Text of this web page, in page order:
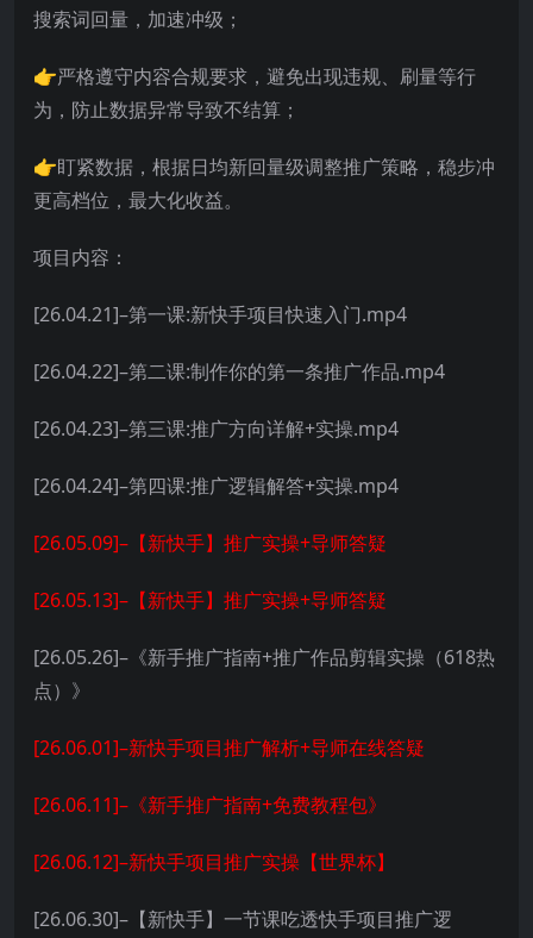
搜索词回量，加速冲级；
👉严格遵守内容合规要求，避免出现违规、刷量等行
为，防止数据异常导致不结算；
👉盯紧数据，根据日均新回量级调整推广策略，稳步冲
更高档位，最大化收益。
项目内容：
[26.04.21]–第一课:新快手项目快速入门.mp4
[26.04.22]–第二课:制作你的第一条推广作品.mp4
[26.04.23]–第三课:推广方向详解+实操.mp4
[26.04.24]–第四课:推广逻辑解答+实操.mp4
[26.05.09]–【新快手】推广实操+导师答疑
[26.05.13]–【新快手】推广实操+导师答疑
[26.05.26]–《新手推广指南+推广作品剪辑实操（618热
点）》
[26.06.01]–新快手项目推广解析+导师在线答疑
[26.06.11]–《新手推广指南+免费教程包》
[26.06.12]–新快手项目推广实操【世界杯】
[26.06.30]–【新快手】一节课吃透快手项目推广逻